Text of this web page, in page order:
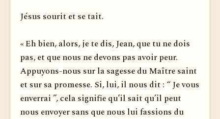
Jésus sourit et se tait.
« Eh bien, alors, je te dis, Jean, que tu ne dois
pas, et que nous ne devons pas avoir peur.
Appuyons-nous sur la sagesse du Maître saint
et sur sa promesse. Si, lui, il nous dit : “ Je vous
enverrai ”, cela signifie qu’il sait qu’il peut
nous envoyer sans que nous lui fassions du